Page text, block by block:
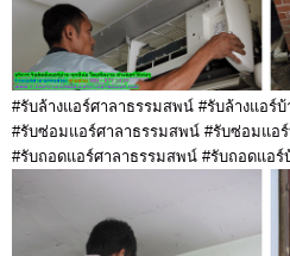
#รับล้างแอร์ศาลาธรรมสพน์ #รับล้างแอร์
#รับซ่อมแอร์ศาลาธรรมสพน์ #รับซ่อมแอ
#รับถอดแอร์ศาลาธรรมสพน์ #รับถอดแอ